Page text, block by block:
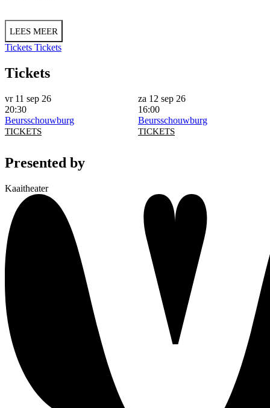
LEES MEER
Tickets Tickets
Tickets
vr 11 sep 26
20:30
Beursschouwburg
TICKETS
za 12 sep 26
16:00
Beursschouwburg
TICKETS
Presented by
Kaaitheater